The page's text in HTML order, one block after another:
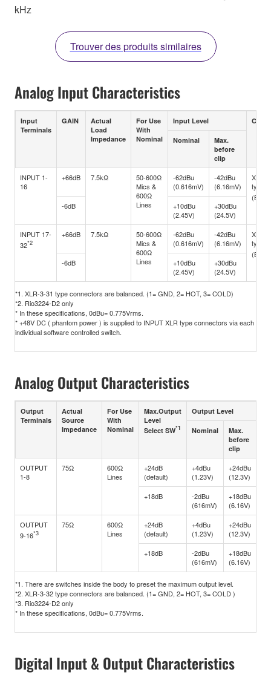
kHz
Trouver des produits similaires
Analog Input Characteristics
Input
Terminals
GAIN
Actual
Load
Impedance
For Use
With
Nominal
Input Level
Nominal
Max.
before
clip
INPUT 1-
16
+66dB 7.5kΩ
50-600Ω
Mics &
600Ω
Lines
-62dBu
(0.616mV)
-42dBu
(6.16mV)
XLR-
type
-6dB
+10dBu
(2.45V)
+30dBu
(24.5V)
INPUT 17-
32*2
+66dB 7.5kΩ
50-600Ω
Mics &
600Ω
Lines
-62dBu
(0.616mV)
-42dBu
(6.16mV)
XLR-
type
-6dB
+10dBu
(2.45V)
+30dBu
(24.5V)
*1. XLR-3-31 type connectors are balanced. (1= GND, 2= HOT, 3= COLD)
*2. Rio3224-D2 only
* In these specifications, 0dBu= 0.775Vrms.
* +48V DC ( phantom power ) is supplied to INPUT XLR type connectors via each
individual software controlled switch.
Analog Output Characteristics
Output
Terminals
Actual
Source
Impedance
For Use
With
Nominal
Max.Output
Level
Select SW*1
Output Level
Nominal
Max.
before
clip
OUTPUT
1-8
75Ω
600Ω
Lines
+24dB
(default)
+4dBu
(1.23V)
+24dBu
(12.3V)
+18dB
-2dBu
(616mV)
+18dBu
(6.16V)
OUTPUT
9-16*3
75Ω
600Ω
Lines
+24dB
(default)
+4dBu
(1.23V)
+24dBu
(12.3V)
+18dB
-2dBu
(616mV)
+18dBu
(6.16V)
*1. There are switches inside the body to preset the maximum output level.
*2. XLR-3-32 type connectors are balanced. (1= GND, 2= HOT, 3= COLD )
*3. Rio3224-D2 only
* In these specifications, 0dBu= 0.775Vrms.
Digital Input & Output Characteristics